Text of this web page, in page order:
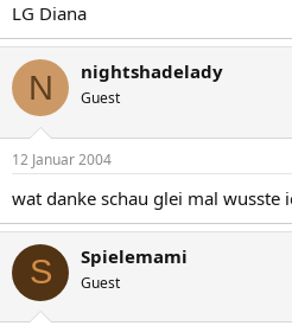
LG Diana
N nightshadelady
Guest
12 Januar 2004
wat danke schau glei mal wusste
S Spielemami
Guest